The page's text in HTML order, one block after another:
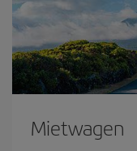
Mietwagen